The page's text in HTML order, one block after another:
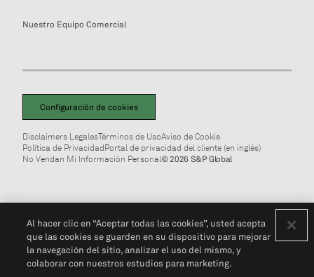
Nuestro Equipo Comercial
Configuración de cookies
Disclaimers LegalesTérminos de UsoAviso de Cookie
Política de PrivacidadPortal de privacidad del cliente (en inglés)
No Vendan Mi Información Personal© 2026 S&P Global
Al hacer clic en “Aceptar todas las cookies”, usted acepta
que las cookies se guarden en su dispositivo para mejorar
la navegación del sitio, analizar el uso del mismo, y
colaborar con nuestros estudios para marketing.